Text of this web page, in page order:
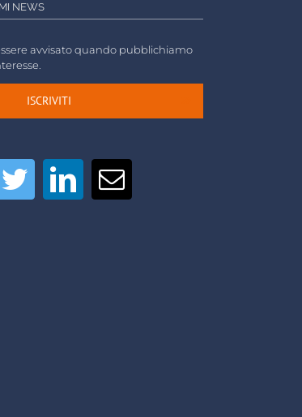
NEWS
avvisato quando pubblichiamo
ISCRIVITI